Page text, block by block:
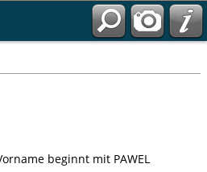
beginnt mit PAWEL